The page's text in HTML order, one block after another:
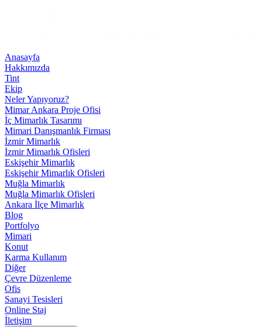
Anasayfa
Hakkımızda
Tint
Ekip
Neler Yapıyoruz?
Mimar Ankara Proje Ofisi
İç Mimarlık Tasarımı
Mimari Danışmanlık Firması
İzmir Mimarlık
İzmir Mimarlık Ofisleri
Eskişehir Mimarlık
Eskişehir Mimarlık Ofisleri
Muğla Mimarlık
Muğla Mimarlık Ofisleri
Ankara İlçe Mimarlık
Blog
Portfolyo
Mimari
Konut
Karma Kullanım
Diğer
Çevre Düzenleme
Ofis
Sanayi Tesisleri
Online Staj
İletişim